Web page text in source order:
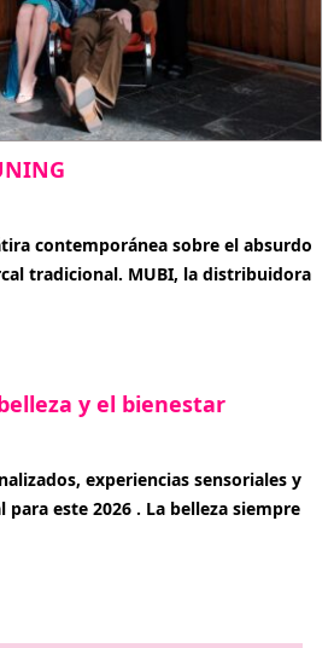
contemporánea sobre el absurdo
tradicional. MUBI, la distribuidora
y el bienestar
experiencias sensoriales y
este 2026 . La belleza siempre